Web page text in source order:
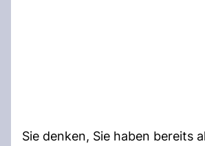
Sie denken, Sie haben bereits